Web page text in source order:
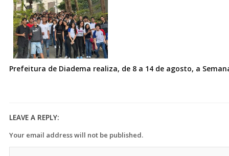
Prefeitura de Diadema realiza, de 8 a 14 de agosto, a
LEAVE A REPLY:
Your email address will not be published.